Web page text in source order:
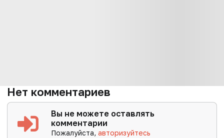
Нет комментариев
Вы не можете оставлять
комментарии
Пожалуйста,авторизуйтесь